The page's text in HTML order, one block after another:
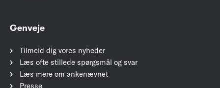
Genveje
Tilmeld dig vores nyheder
Læs ofte stillede spørgsmål og svar
Læs mere om ankenævnet
Presse